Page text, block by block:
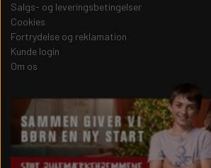
Salgs- og leveringsbetingelser
Cookies
Fortrydelse og reklamation
Kunde login
Om os